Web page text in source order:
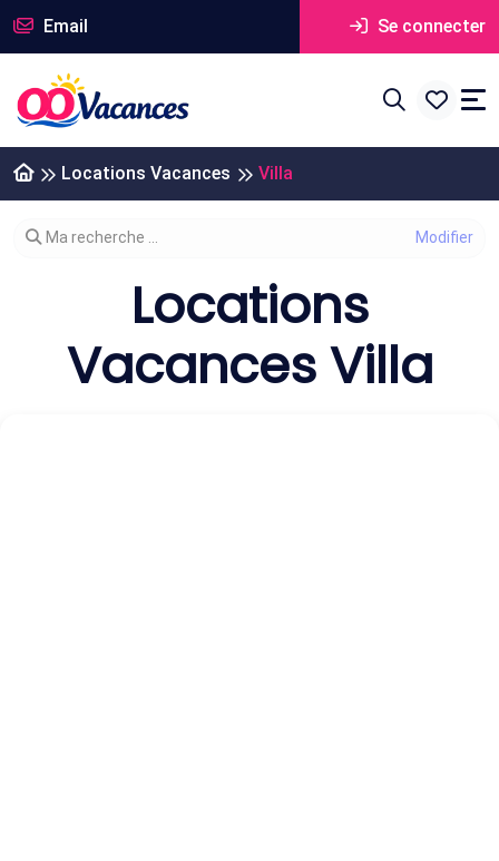
Email Se connecter
Locations Vacances Villa
Modifier votre recherche
Ma recherche ...
Locations
Vacances Villa